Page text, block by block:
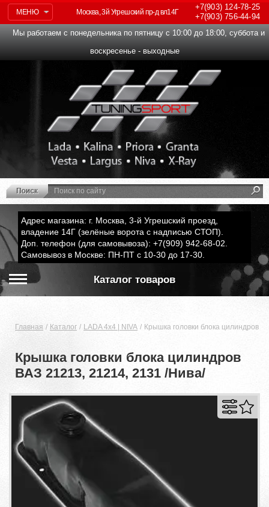
МЕНЮ
+7(903)124-78-25
+7(903)756-44-94
Москва, 3й Угрешский пр-д вл14Г
Мы работаем с понедельника по пятницу с 10:00 до 18:00, суббота и
воскресенье - выходные
Адрес магазина: г. Москва, 3-й Угрешский проезд,
владение 14Г (зелёные ворота с надписью СТОП).
Доп. телефон (для самовывоза): +7(909) 942-68-02.
Самовывоз в Москве: ПН-ПТ с 10-30 до 17-30.
Каталог товаров
Главная Каталог LADA 4x4 | NIVA Крышка головки блока цилиндров
Крышка головки блока цилиндров
ВАЗ 21213, 21214, 2131 /Нива/